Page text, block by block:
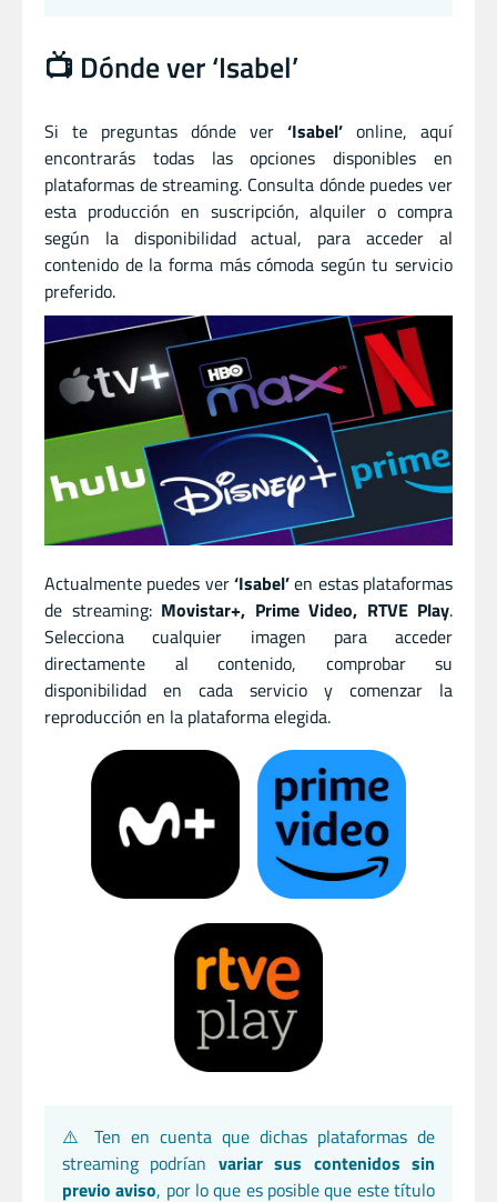
📺 Dónde ver ‘Isabel’
Si te preguntas dónde ver ‘Isabel’ online, aquí
encontrarás todas las opciones disponibles en
plataformas de streaming. Consulta dónde puedes ver
esta producción en suscripción, alquiler o compra
según la disponibilidad actual, para acceder al
contenido de la forma más cómoda según tu servicio
preferido.
Actualmente puedes ver‘Isabel’en estas plataformas
de streaming: Movistar+, Prime Video, RTVE Play.
Selecciona cualquier imagen para acceder
directamente al contenido, comprobar su
disponibilidad en cada servicio y comenzar la
reproducción en la plataforma elegida.
⚠️ Ten en cuenta que dichas plataformas de
streaming podrían variar sus contenidos sin
previo aviso, por lo que es posible que este título